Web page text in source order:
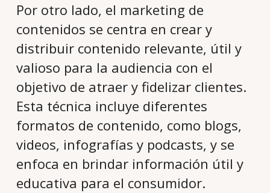
Por otro lado, el marketing de
contenidos se centra en crear y
distribuir contenido relevante, útil y
valioso para la audiencia con el
objetivo de atraer y fidelizar clientes.
Esta técnica incluye diferentes
formatos de contenido, como blogs,
videos, infografías y podcasts, y se
enfoca en brindar información útil y
educativa para el consumidor.